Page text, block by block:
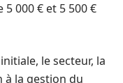
000 € et 5 500 €
initiale, le secteur, la
à la gestion du